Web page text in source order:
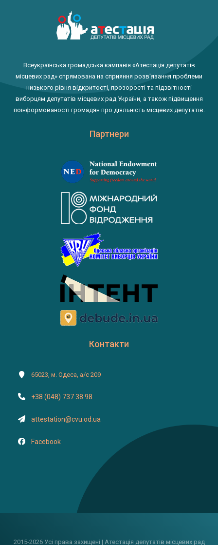
Всеукраїнська громадська кампанія «Атестація депутатів
місцевих рад» спрямована на сприяння розв'язання проблеми
низького рівня відкритості, прозорості та підзвітності
виборцям депутатів місцевих рад України, а також підвищення
поінформованості громадян про діяльність місцевих депутатів.
Партнери
Контакти
65023, м. Одеса, а/с 209
+38 (048) 737 38 98
attestation@cvu.od.ua
Facebook
2015-2026 Усі права захищені | Атестація депутатів місцевих рад